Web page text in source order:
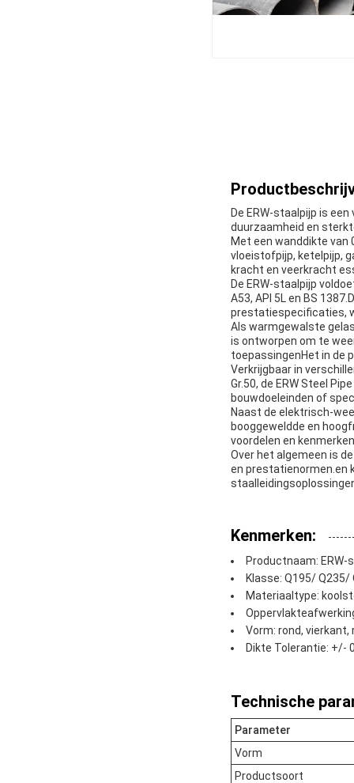
De ERW-staalpijp is
duurzaamheid en
Met een wanddikte van
vloeistofpijp, ketelpijp,
kracht en veerkracht
De ERW-staalpijp
A53, API 5L en BS
prestatiespecificaties,
Als warmgewalste
is ontworpen om te
toepassingenHet in de
Verkrijgbaar in
Gr.50, de ERW Steel
bouwdoeleinden of
Naast de elektrisch-
booggeweldde en
voordelen en
Over het algemeen is
en prestatienormen.en
Kenmerken:
Productnaam: ERW-
Klasse: Q195/
Materiaaltype:
Vorm: rond,
Dikte Tolerantie: +/-
Technische
Parameter
Vorm
Productsoort